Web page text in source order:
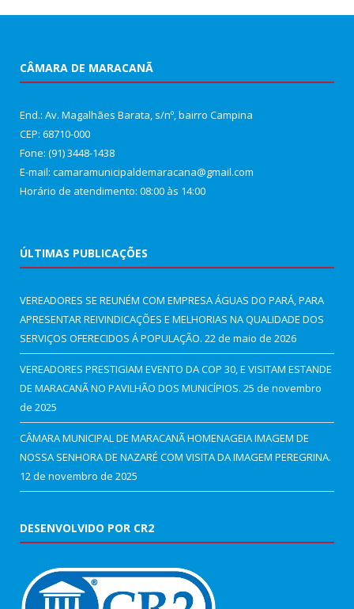
CÂMARA DE MARACANÃ
End.: Av. Magalhães Barata, s/nº, bairro Campina
CEP: 68710-000
Fone: (91) 3448-1438
E-mail: camaramunicipaldemaracana@gmail.com
Horário de atendimento: 08:00 às 14:00
ÚLTIMAS PUBLICAÇÕES
VEREADORES SE REUNÉM COM EMPRESA ÁGUAS DO PARÁ, PARA
APRESENTAR REIVINDICAÇÕES E MELHORIAS NA QUALIDADE DOS
SERVIÇOS OFERECIDOS Á POPULAÇÃO. 22 de maio de 2026
VEREADORES PRESTIGIAM EVENTO DA COP 30, E VISITAM ESTANDE
DE MARACANÃ NO PAVILHÃO DOS MUNICÍPIOS. 25 de novembro
de 2025
CÂMARA MUNICIPAL DE MARACANÃ HOMENAGEIA IMAGEM DE
NOSSA SENHORA DE NAZARÉ COM VISITA DA IMAGEM PEREGRINA.
12 de novembro de 2025
DESENVOLVIDO POR CR2